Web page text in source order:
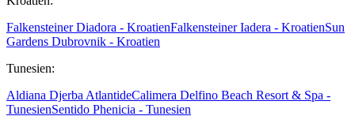
Falkensteiner Diadora - KroatienFalkensteiner Iadera - KroatienSun
Gardens Dubrovnik - Kroatien
Tunesien:
Aldiana Djerba AtlantideCalimera Delfino Beach Resort & Spa -
TunesienSentido Phenicia - Tunesien